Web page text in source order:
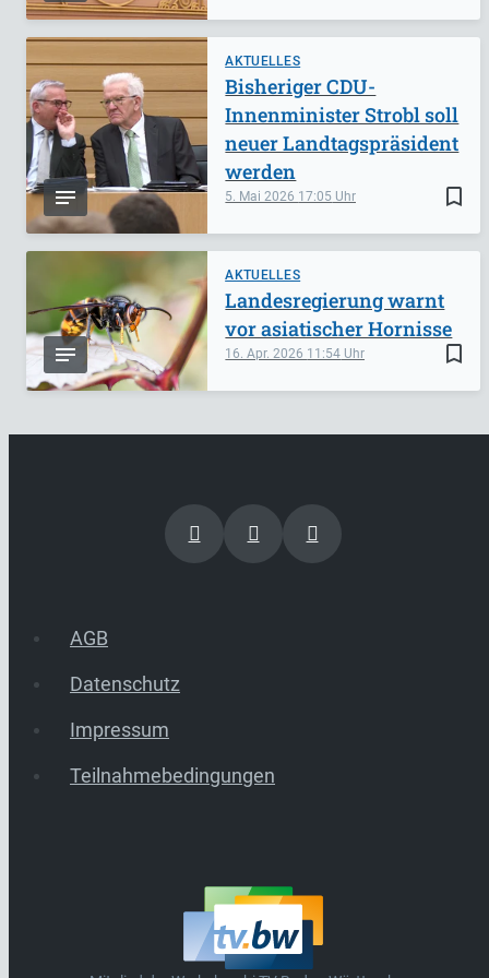
AKTUELLES
bookmark_border
5. Mai 2026 17:05
Bisheriger CDU-
Innenminister Strobl soll
neuer Landtagspräsident
werden
AKTUELLES
bookmark_border
16. Apr. 2026 11:54
Landesregierung warnt
vor asiatischer Hornisse
AGB
Datenschutz
Impressum
Teilnahmebedingungen